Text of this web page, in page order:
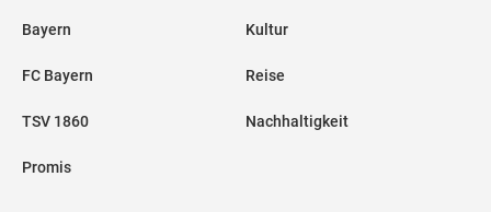
Bayern
FC Bayern
TSV 1860
Promis
Kultur
Reise
Nachhaltigkeit